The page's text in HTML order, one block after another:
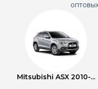
Mitsubishi ASX 2010-...